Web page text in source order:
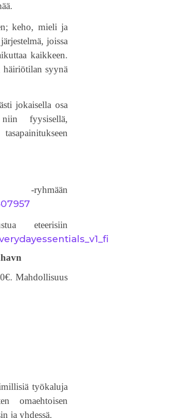
keho, mieli ja
joissa
kaikkeen.
häiriötilan syynä
jokaisella osa
fyysisellä,
eteerisiin
Mahdollisuus
työkaluja
omaehtoisen
ja yhdessä.